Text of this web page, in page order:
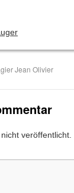
Jean Olivier
veröffentlicht.